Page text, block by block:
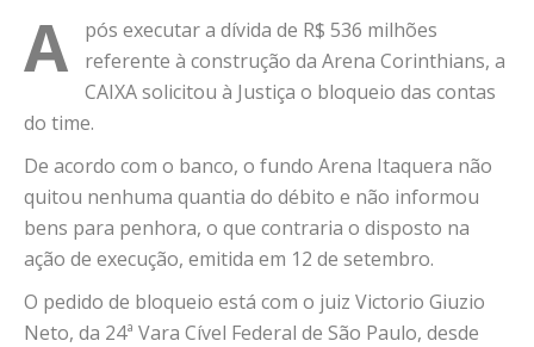
A
pós executar a dívida de R$ 536 milhões
referente à construção da Arena Corinthians, a
CAIXA solicitou à Justiça o bloqueio das contas
do time.
De acordo com o banco, o fundo Arena Itaquera não
quitou nenhuma quantia do débito e não informou
bens para penhora, o que contraria o disposto na
ação de execução, emitida em 12 de setembro.
O pedido de bloqueio está com o juiz Victorio Giuzio
Neto, da 24ª Vara Cível Federal de São Paulo, desde